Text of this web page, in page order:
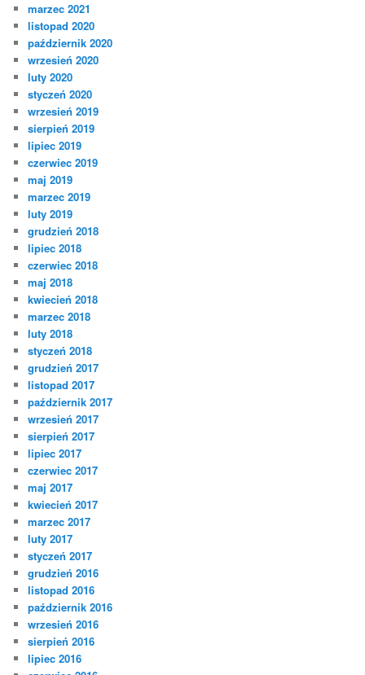
marzec 2021
listopad 2020
październik 2020
wrzesień 2020
luty 2020
styczeń 2020
wrzesień 2019
sierpień 2019
lipiec 2019
czerwiec 2019
maj 2019
marzec 2019
luty 2019
grudzień 2018
lipiec 2018
czerwiec 2018
maj 2018
kwiecień 2018
marzec 2018
luty 2018
styczeń 2018
grudzień 2017
listopad 2017
październik 2017
wrzesień 2017
sierpień 2017
lipiec 2017
czerwiec 2017
maj 2017
kwiecień 2017
marzec 2017
luty 2017
styczeń 2017
grudzień 2016
listopad 2016
październik 2016
wrzesień 2016
sierpień 2016
lipiec 2016